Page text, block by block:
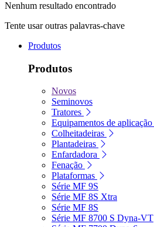
Nenhum resultado encontrado
Tente usar outras palavras-chave
Produtos
Produtos
Novos
Seminovos
Tratores
Equipamentos de aplicação
Colheitadeiras
Plantadeiras
Enfardadora
Fenação
Plataformas
Série MF 9S
Série MF 8S Xtra
Série MF 8S
Série MF 8700 S Dyna-VT